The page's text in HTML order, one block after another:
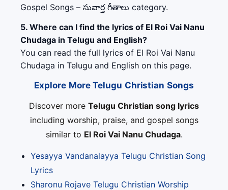
Gospel Songs – సువార్త గీతాలు category.
5. Where can I find the lyrics of El Roi Vai Nanu
Chudaga in Telugu and English?
You can read the full lyrics of El Roi Vai Nanu
Chudaga in Telugu and English on this page.
Explore More Telugu Christian Songs
Discover more Telugu Christian song lyrics
including worship, praise, and gospel songs
similar to El Roi Vai Nanu Chudaga.
Yesayya Vandanalayya Telugu Christian Song
Lyrics
Sharonu Rojave Telugu Christian Worship